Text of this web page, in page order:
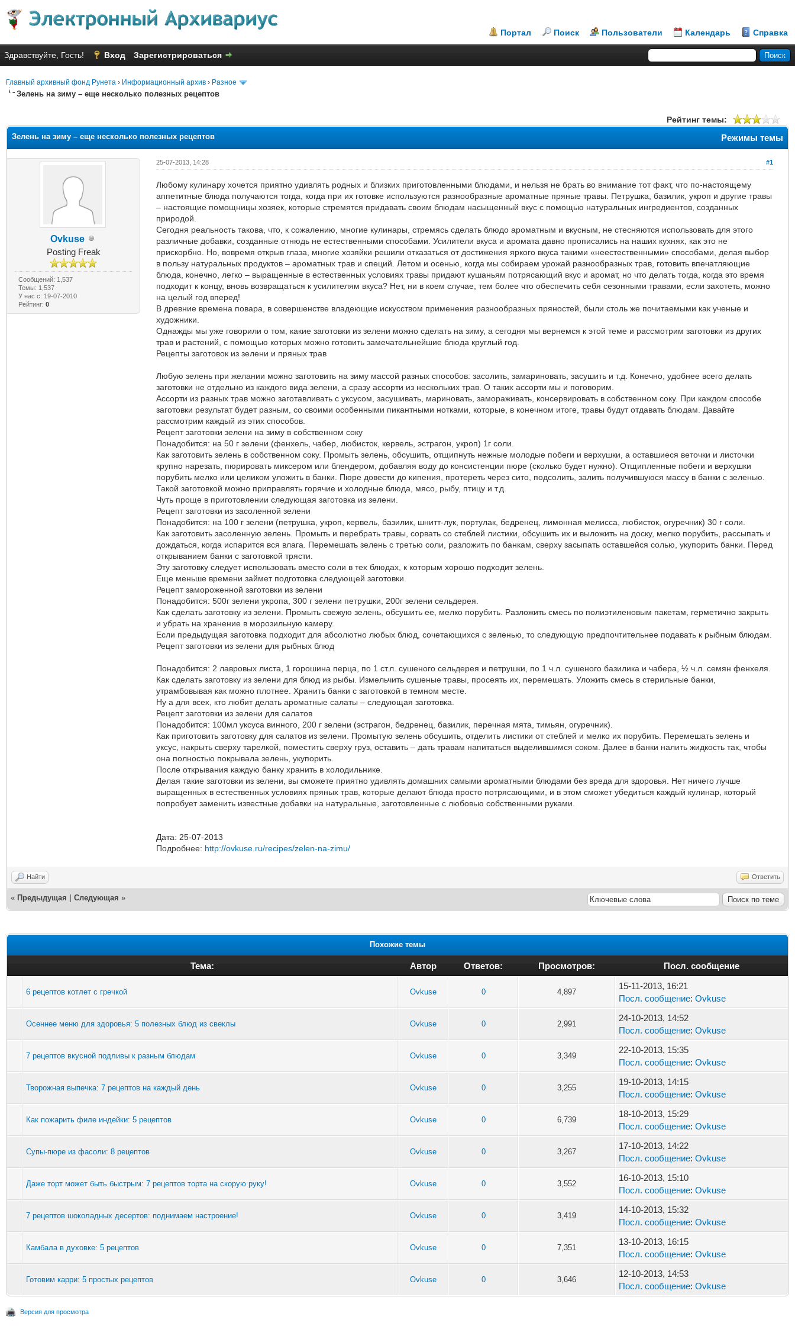
Портал Поиск Пользователи Календарь Справка
Здравствуйте, Гость! Вход Зарегистрироваться
Главный архивный фонд Рунета › Информационный архив › Разное
Зелень на зиму – еще несколько полезных рецептов
Рейтинг темы:
Режимы темы
Зелень на зиму – еще несколько полезных рецептов
Ovkuse
Posting Freak
Сообщений: 1,537
Темы: 1,537
У нас с: 19-07-2010
Рейтинг:0
#1
25-07-2013, 14:28
Любому кулинару хочется приятно удивлять родных и близких приготовленными блюдами, и нельзя не брать во внимание тот факт, что по-настоящему
аппетитные блюда получаются тогда, когда при их готовке используются разнообразные ароматные пряные травы. Петрушка, базилик, укроп и другие травы
– настоящие помощницы хозяек, которые стремятся придавать своим блюдам насыщенный вкус с помощью натуральных ингредиентов, созданных
природой.
Сегодня реальность такова, что, к сожалению, многие кулинары, стремясь сделать блюдо ароматным и вкусным, не стесняются использовать для этого
различные добавки, созданные отнюдь не естественными способами. Усилители вкуса и аромата давно прописались на наших кухнях, как это не
прискорбно. Но, вовремя открыв глаза, многие хозяйки решили отказаться от достижения яркого вкуса такими «неестественными» способами, делая выбор
в пользу натуральных продуктов – ароматных трав и специй. Летом и осенью, когда мы собираем урожай разнообразных трав, готовить впечатляющие
блюда, конечно, легко – выращенные в естественных условиях травы придают кушаньям потрясающий вкус и аромат, но что делать тогда, когда это время
подходит к концу, вновь возвращаться к усилителям вкуса? Нет, ни в коем случае, тем более что обеспечить себя сезонными травами, если захотеть, можно
на целый год вперед!
В древние времена повара, в совершенстве владеющие искусством применения разнообразных пряностей, были столь же почитаемыми как ученые и
художники.
Однажды мы уже говорили о том, какие заготовки из зелени можно сделать на зиму, а сегодня мы вернемся к этой теме и рассмотрим заготовки из других
трав и растений, с помощью которых можно готовить замечательнейшие блюда круглый год.
Рецепты заготовок из зелени и пряных трав
Любую зелень при желании можно заготовить на зиму массой разных способов: засолить, замариновать, засушить и т.д. Конечно, удобнее всего делать
заготовки не отдельно из каждого вида зелени, а сразу ассорти из нескольких трав. О таких ассорти мы и поговорим.
Ассорти из разных трав можно заготавливать с уксусом, засушивать, мариновать, замораживать, консервировать в собственном соку. При каждом способе
заготовки результат будет разным, со своими особенными пикантными нотками, которые, в конечном итоге, травы будут отдавать блюдам. Давайте
рассмотрим каждый из этих способов.
Рецепт заготовки зелени на зиму в собственном соку
Понадобится: на 50 г зелени (фенхель, чабер, любисток, кервель, эстрагон, укроп) 1г соли.
Как заготовить зелень в собственном соку. Промыть зелень, обсушить, отщипнуть нежные молодые побеги и верхушки, а оставшиеся веточки и листочки
крупно нарезать, пюрировать миксером или блендером, добавляя воду до консистенции пюре (сколько будет нужно). Отщипленные побеги и верхушки
порубить мелко или целиком уложить в банки. Пюре довести до кипения, протереть через сито, подсолить, залить получившуюся массу в банки с зеленью.
Такой заготовкой можно приправлять горячие и холодные блюда, мясо, рыбу, птицу и т.д.
Чуть проще в приготовлении следующая заготовка из зелени.
Рецепт заготовки из засоленной зелени
Понадобится: на 100 г зелени (петрушка, укроп, кервель, базилик, шнитт-лук, портулак, бедренец, лимонная мелисса, любисток, огуречник) 30 г соли.
Как заготовить засоленную зелень. Промыть и перебрать травы, сорвать со стеблей листики, обсушить их и выложить на доску, мелко порубить, рассыпать и
дождаться, когда испарится вся влага. Перемешать зелень с третью соли, разложить по банкам, сверху засыпать оставшейся солью, укупорить банки. Перед
открыванием банки с заготовкой трясти.
Эту заготовку следует использовать вместо соли в тех блюдах, к которым хорошо подходит зелень.
Еще меньше времени займет подготовка следующей заготовки.
Рецепт замороженной заготовки из зелени
Понадобится: 500г зелени укропа, 300 г зелени петрушки, 200г зелени сельдерея.
Как сделать заготовку из зелени. Промыть свежую зелень, обсушить ее, мелко порубить. Разложить смесь по полиэтиленовым пакетам, герметично закрыть
и убрать на хранение в морозильную камеру.
Если предыдущая заготовка подходит для абсолютно любых блюд, сочетающихся с зеленью, то следующую предпочтительнее подавать к рыбным блюдам.
Рецепт заготовки из зелени для рыбных блюд
Понадобится: 2 лавровых листа, 1 горошина перца, по 1 ст.л. сушеного сельдерея и петрушки, по 1 ч.л. сушеного базилика и чабера, ½ ч.л. семян фенхеля.
Как сделать заготовку из зелени для блюд из рыбы. Измельчить сушеные травы, просеять их, перемешать. Уложить смесь в стерильные банки,
утрамбовывая как можно плотнее. Хранить банки с заготовкой в темном месте.
Ну а для всех, кто любит делать ароматные салаты – следующая заготовка.
Рецепт заготовки из зелени для салатов
Понадобится: 100мл уксуса винного, 200 г зелени (эстрагон, бедренец, базилик, перечная мята, тимьян, огуречник).
Как приготовить заготовку для салатов из зелени. Промытую зелень обсушить, отделить листики от стеблей и мелко их порубить. Перемешать зелень и
уксус, накрыть сверху тарелкой, поместить сверху груз, оставить – дать травам напитаться выделившимся соком. Далее в банки налить жидкость так, чтобы
она полностью покрывала зелень, укупорить.
После открывания каждую банку хранить в холодильнике.
Делая такие заготовки из зелени, вы сможете приятно удивлять домашних самыми ароматными блюдами без вреда для здоровья. Нет ничего лучше
выращенных в естественных условиях пряных трав, которые делают блюда просто потрясающими, и в этом сможет убедиться каждый кулинар, который
попробует заменить известные добавки на натуральные, заготовленные с любовью собственными руками.
Дата: 25-07-2013
Подробнее: http://ovkuse.ru/recipes/zelen-na-zimu/
Найти Ответить
« Предыдущая Следующая »
Похожие темы
Тема: Автор Ответов: Просмотров: Посл. сообщение
6 рецептов котлет с гречкой Ovkuse 0 4,897
15-11-2013, 16:21
Посл. сообщение: Ovkuse
Осеннее меню для здоровья: 5 полезных блюд из свеклы Ovkuse 0 2,991
24-10-2013, 14:52
Посл. сообщение: Ovkuse
7 рецептов вкусной подливы к разным блюдам Ovkuse 0 3,349
22-10-2013, 15:35
Посл. сообщение: Ovkuse
Творожная выпечка: 7 рецептов на каждый день Ovkuse 0 3,255
19-10-2013, 14:15
Посл. сообщение: Ovkuse
Как пожарить филе индейки: 5 рецептов Ovkuse 0 6,739
18-10-2013, 15:29
Посл. сообщение: Ovkuse
Супы-пюре из фасоли: 8 рецептов Ovkuse 0 3,267
17-10-2013, 14:22
Посл. сообщение: Ovkuse
Даже торт может быть быстрым: 7 рецептов торта на скорую руку! Ovkuse 0 3,552
16-10-2013, 15:10
Посл. сообщение: Ovkuse
7 рецептов шоколадных десертов: поднимаем настроение! Ovkuse 0 3,419
14-10-2013, 15:32
Посл. сообщение: Ovkuse
Камбала в духовке: 5 рецептов Ovkuse 0 7,351
13-10-2013, 16:15
Посл. сообщение: Ovkuse
Готовим карри: 5 простых рецептов Ovkuse 0 3,646
12-10-2013, 14:53
Посл. сообщение: Ovkuse
Версия для просмотра